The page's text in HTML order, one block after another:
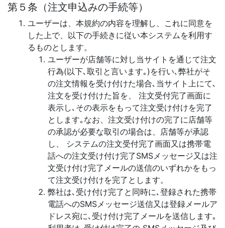
第５条（注文申込みの手続等）
ユーザーは、本規約の内容を理解し、これに同意を
した上で、以下の手続きに従い本システムを利用す
るものとします。
ユーザーが店舗等に対し当サイトを通じて注文
行為(以下､取引と言います｡)を行い､弊社がそ
の注文情報を受け付けた場合､当サイト上にて､
注文を受け付けた旨を、 注文受付完了画面に
表示し､その表示をもって注文受け付けを完了
とします｡なお、注文受け付けの完了に店舗等
の承認が必要な取引の場合は、店舗等が承認
し、 システムの注文受付完了画面又は携帯電
話への注文受け付け完了SMSメッセージ又は注
文受け付け完了メールの送信のいずれかをもっ
て注文受け付けを完了とします。
弊社は､受け付け完了と同時に､登録された携帯
電話へのSMSメッセージ送信又は登録メールア
ドレス宛に､受け付け完了メールを送信します｡